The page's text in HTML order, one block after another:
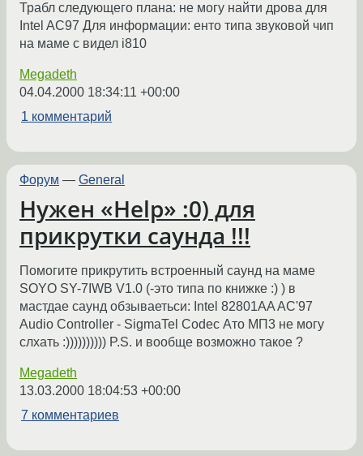
Трабл следующего плана: не могу найти дрова для
Intel AC97 Для информации: енто типа звуковой чип
на маме с видел i810
Megadeth
04.04.2000 18:34:11 +00:00
1 комментарий
Форум — General
Нужен «Help» :0) для
прикрутки саунда !!!
Помогите прикрутить встроенный саунд на маме
SOYO SY-7IWB V1.0 (-это типа по книжке :) ) в
мастдае саунд обзываетьси: Intel 82801AA AC'97
Audio Controller - SigmaTel Codec Ато МП3 не могу
слхать :)))))))))) P.S. и вообще возможно такое ?
Megadeth
13.03.2000 18:04:53 +00:00
7 комментариев